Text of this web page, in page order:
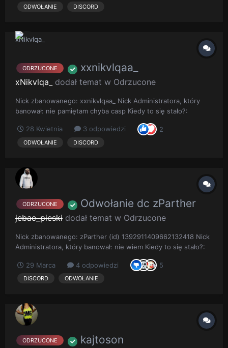
kojarze to dostalem bana jako nastepstwo bana w
ODWOŁANIE DISCORD
ODRZUCONE xxnikvlqaa_
xNikvlqa_ dodał temat w Odrzucone
Nick zbanowanego: xxnikvlqaa_ Nick Administratora, który
banował: nie pamiętam chyba casp Kiedy to się stało?:
nałożonego na mnie permanentnego bana na Discordzie za
likowanie zdjęć. Zdaję sobie sprawę że moje zachowanie było
28 Kwietnia 3 odpowiedzi 2
ODWOŁANIE DISCORD
ODRZUCONE Odwołanie dc zParther
jebac_pieski dodał temat w Odrzucone
Nick zbanowanego: zParther (id) 1392911409662132418 Nick
Administratora, który banował: nie wiem Kiedy to się stało?:
dostała bana wiem za co ale nwm czy powinienem skoro
zostałem upomniany przez adm karinka oto i po tym
29 Marca 4 odpowiedzi 5
DISCORD ODWOŁANIE
ODRZUCONE kajtoson